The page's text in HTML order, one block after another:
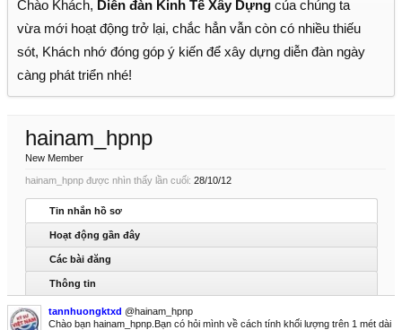
Chào Khách, Diễn đàn Kinh Tế Xây Dựng của chúng ta
vừa mới hoạt động trở lại, chắc hẳn vẫn còn có nhiều thiếu
sót, Khách nhớ đóng góp ý kiến để xây dựng diễn đàn ngày
càng phát triển nhé!
hainam_hpnp
New Member
hainam_hpnp được nhìn thấy lần cuối: 28/10/12
Tin nhắn hồ sơ
Hoạt động gần đây
Các bài đăng
Thông tin
tannhuongktxd @hainam_hpnp
Chào bạn hainam_hpnp.Bạn có hỏi mình về cách tính khối lượng trên 1 mét dài